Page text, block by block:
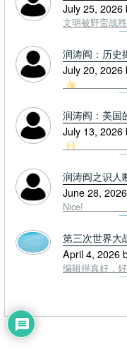
July 25, 2026
文明被野蛮战
润涛阎：历史
July 20, 2026
润涛阎：美国
July 13, 2026
润涛阎之识人
June 28,
Nice!
第三次世界大
April 4, 2026
编辑得真好，